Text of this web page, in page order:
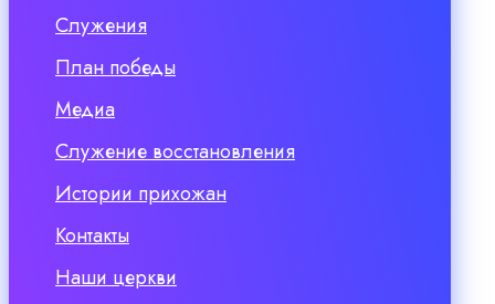
Служения
План победы
Медиа
Служение восстановления
Истории прихожан
Контакты
Наши церкви